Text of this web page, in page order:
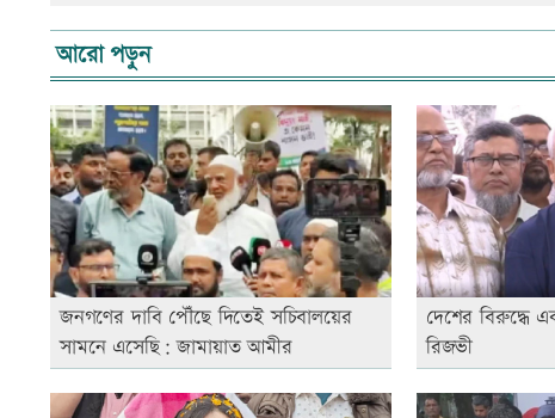
আরো পড়ুন
জনগণের দাবি পৌঁছে দিতেই সচিবালয়ের
সামনে এসেছি: জামায়াত আমীর
দেশের বিরুদ্ধে
রিজভী